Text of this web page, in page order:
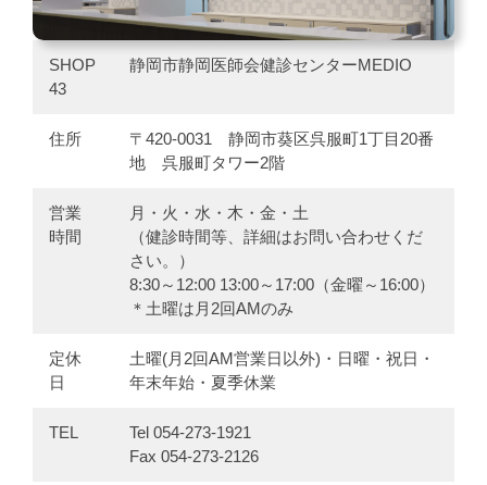
SHOP
43
静岡市静岡医師会健診センターMEDIO
住所
〒420-0031 静岡市葵区呉服町1丁目20番
地 呉服町タワー2階
営業
時間
月・火・水・木・金・土
（健診時間等、詳細はお問い合わせくだ
さい。）
8:30～12:00 13:00～17:00（金曜～16:00）
＊土曜は月2回AMのみ
定休
日
土曜(月2回AM営業日以外)・日曜・祝日・
年末年始・夏季休業
TEL
Tel 054-273-1921
Fax 054-273-2126